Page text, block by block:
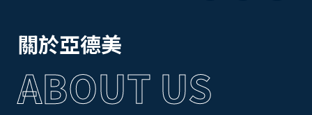
關於亞德美
ABOUT US